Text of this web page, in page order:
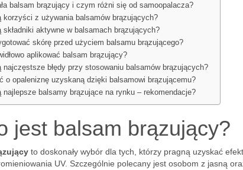
balsam brązujący i czym różni się od samoopalacza?
korzyści z używania balsamów brązujących?
składniki aktywne w balsamach brązujących?
skórę przed użyciem balsamu brązującego?
aplikować balsam brązujący?
najczęstsze błędy przy stosowaniu balsamów brązujących?
o opaleniznę uzyskaną dzięki balsamowi brązującemu?
najlepsze balsamy brązujące na rynku – rekomendacje?
jest balsam brązujący?
to doskonały wybór dla tych, którzy pragną uzyskać
UV. Szczególnie polecany jest osobom z jasną